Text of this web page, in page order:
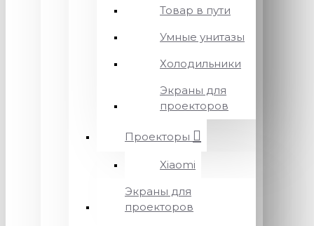
Товар в пути
Умные унитазы
Холодильники
Экраны для
проекторов
Проекторы
Xiaomi
Экраны для
проекторов